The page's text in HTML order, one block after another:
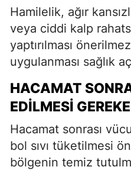
Hamilelik, ağır
veya ciddi kalp
yaptırılması
uygulanması sağlık
HACAMAT
EDILMESI
Hacamat sonrası
bol sıvı tüketilmesi
bölgenin temiz